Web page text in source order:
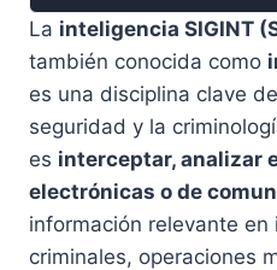
La inteligencia SIGINT
también conocida como
es una disciplina clave
seguridad y la
es interceptar, analizar
electrónicas o de
información relevante en
criminales, operaciones